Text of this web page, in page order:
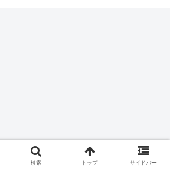
検索 トップ サイドバー